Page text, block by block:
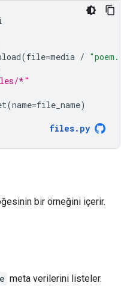
(file=media /
*"
(name=file_name)
files. py
bir örneğini içerir.
meta verilerini listeler.